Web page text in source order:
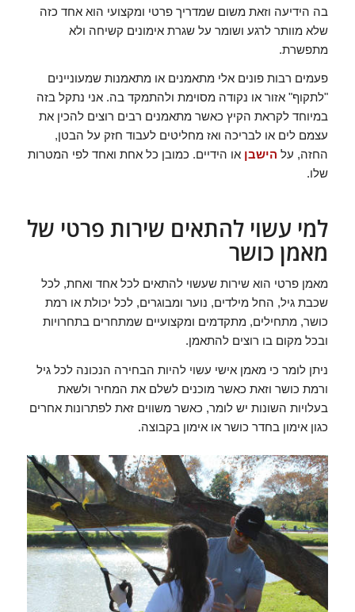
בה הידיעה וזאת משום שמדריך פרטי ומקצועי הוא אחד כזה
שלא מוותר לרגע ושומר על שגרת אימונים קשיחה ולא
מתפשרת.
פעמים רבות פונים אלי מתאמנים או מתאמנות שמעוניינים
"לתקוף" אזור או נקודה מסוימת ולהתמקד בה. אני נתקל בזה
במיוחד לקראת הקיץ כאשר מתאמנים רבים רוצים להכין את
עצמם לים או לבריכה ואז מחליטים לעבוד חזק על הבטן,
החזה, על הישבן או הידיים. כמובן כל אחת ואחד לפי המטרות
שלו.
למי עשוי להתאים שירות פרטי של
מאמן כושר
מאמן פרטי הוא שירות שעשוי להתאים לכל אחד ואחת, לכל
שכבת גיל, החל מילדים, נוער ומבוגרים, לכל יכולת או רמת
כושר, מתחילים, מתקדמים ומקצועיים שמתחרים בתחרויות
ובכל מקום בו רוצים להתאמן.
ניתן לומר כי מאמן אישי עשוי להיות הבחירה הנכונה לכל גיל
ורמת כושר וזאת כאשר מוכנים לשלם את המחיר ולשאת
בעלויות השונות יש לומר, כאשר משווים זאת לפתרונות אחרים
כגון אימון בחדר כושר או אימון בקבוצה.